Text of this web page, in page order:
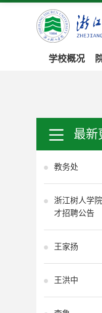
学校概况
最新
教务处
浙江树人学
才招聘公告
王家扬
王洪中